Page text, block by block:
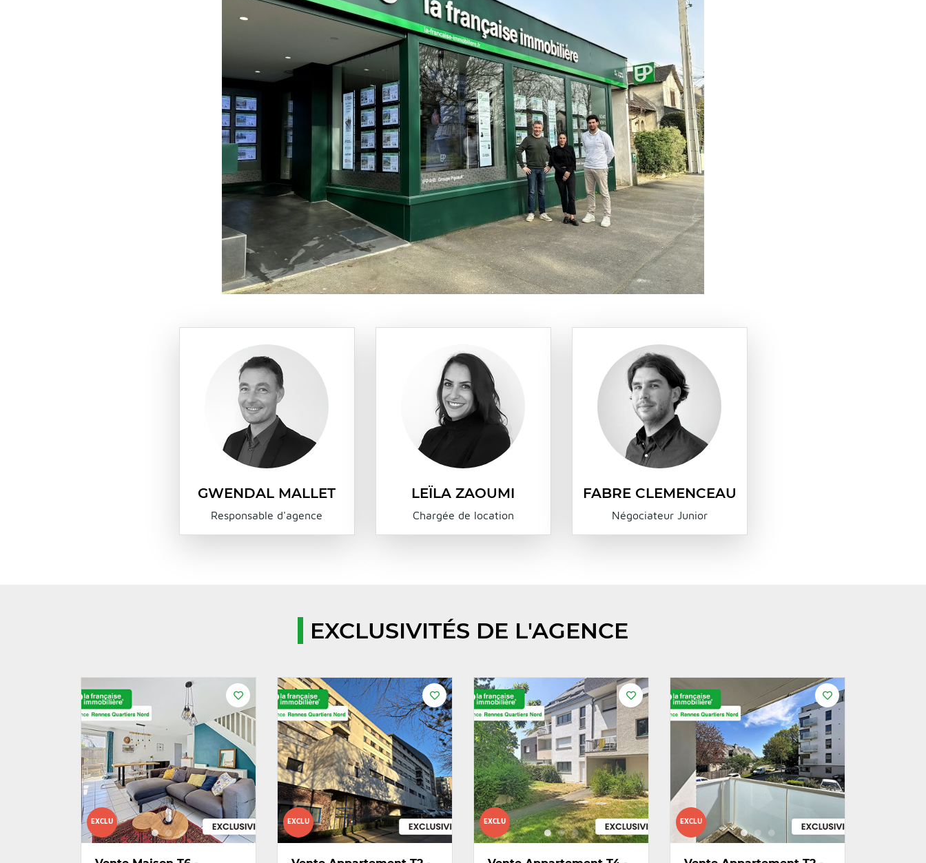
GWENDAL MALLET
Responsable d'agence
LEÏLA ZAOUMI
Chargée de location
FABRE CLEMENCEAU
Négociateur Junior
EXCLUSIVITÉS DE L'AGENCE
EXCLU EXCLU EXCLU EXCLU